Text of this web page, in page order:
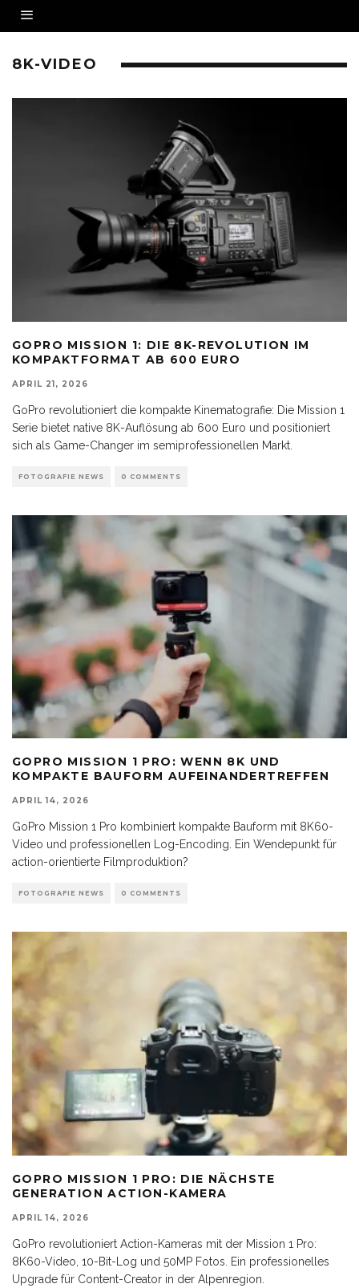
8K-VIDEO
GOPRO MISSION 1: DIE 8K-REVOLUTION IM
KOMPAKTFORMAT AB 600 EURO
APRIL 21, 2026
GoPro revolutioniert die kompakte Kinematografie: Die Mission 1
Serie bietet native 8K-Auflösung ab 600 Euro und positioniert
sich als Game-Changer im semiprofessionellen Markt.
FOTOGRAFIE NEWS 0 COMMENTS
GOPRO MISSION 1 PRO: WENN 8K UND
KOMPAKTE BAUFORM AUFEINANDERTREFFEN
APRIL 14, 2026
GoPro Mission 1 Pro kombiniert kompakte Bauform mit 8K60-
Video und professionellen Log-Encoding. Ein Wendepunkt für
action-orientierte Filmproduktion?
FOTOGRAFIE NEWS 0 COMMENTS
GOPRO MISSION 1 PRO: DIE NÄCHSTE
GENERATION ACTION-KAMERA
APRIL 14, 2026
GoPro revolutioniert Action-Kameras mit der Mission 1 Pro:
8K60-Video, 10-Bit-Log und 50MP Fotos. Ein professionelles
Upgrade für Content-Creator in der Alpenregion.